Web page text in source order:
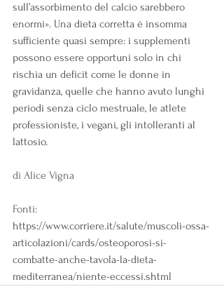
sull’assorbimento del calcio sarebbero
enormi». Una dieta corretta è insomma
sufficiente quasi sempre: i supplementi
possono essere opportuni solo in chi
rischia un deficit come le donne in
gravidanza, quelle che hanno avuto lunghi
periodi senza ciclo mestruale, le atlete
professioniste, i vegani, gli intolleranti al
lattosio.
di Alice Vigna
Fonti:
https://www.corriere.it/salute/muscoli-ossa-
articolazioni/cards/osteoporosi-si-
combatte-anche-tavola-la-dieta-
mediterranea/niente-eccessi.shtml